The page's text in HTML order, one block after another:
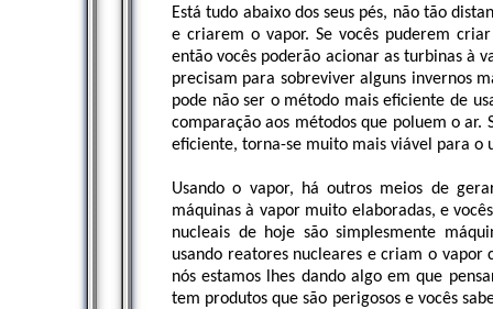
Está tudo abaixo dos seus pés, não tão
e criarem o vapor. Se vocês puderem
então vocês poderão acionar as turbinas à
precisam para sobreviver alguns invernos
pode não ser o método mais eficiente de
comparação aos métodos que poluem o
eficiente, torna-se muito mais viável para o
Usando o vapor, há outros meios de
máquinas à vapor muito elaboradas, e
nucleais de hoje são simplesmente
usando reatores nucleares e criam o vapor
nós estamos lhes dando algo em que
tem produtos que são perigosos e vocês